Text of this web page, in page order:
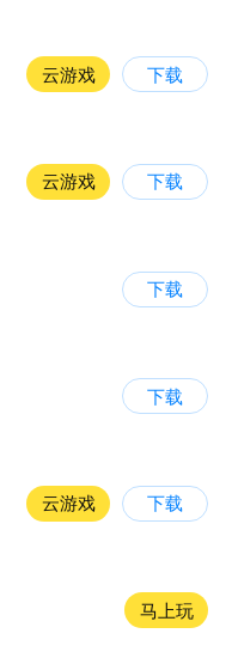
云游戏 下载
云游戏 下载
下载
下载
云游戏 下载
马上玩